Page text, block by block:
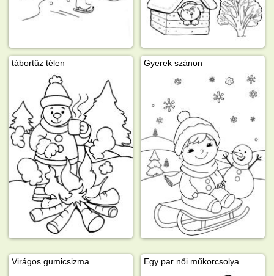
tábortűz télen Gyerek szánon
Virágos gumicsizma Egy par női műkorcsolya